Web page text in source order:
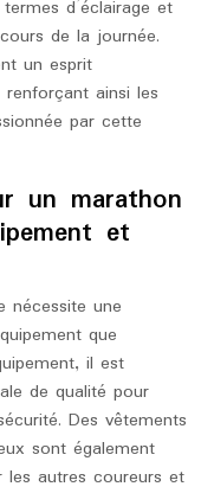
d’éclairage et
de la journée.
un esprit
ainsi les
par cette
un marathon
et
nécessite une
que
il est
de qualité pour
Des vêtements
sont également
les autres coureurs et